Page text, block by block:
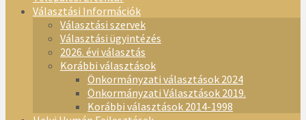
Választási Információk
Választási szervek
Választási ügyintézés
2026. évi választás
Korábbi választások
Önkormányzati választások 2024
Önkormányzati Választások 2019.
Korábbi választások 2014-1998